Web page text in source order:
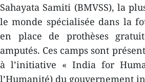
Sahayata Samiti (BMVSS), la
le monde spécialisée dans la
en place de prothèses
amputés. Ces camps sont
à l’initiative « India for
l’Humanité) du gouvernement